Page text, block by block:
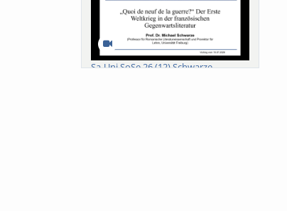
Sa-Uni SoSe 26 (12) Schwarze